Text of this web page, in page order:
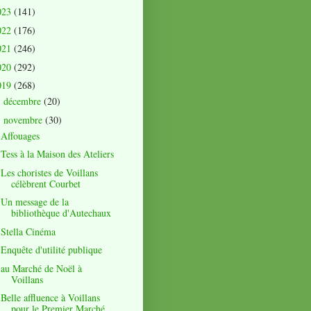
(141)
(176)
(246)
(292)
(268)
décembre (20)
novembre (30)
Affouages
Tess à la Maison des Ateliers
Les choristes de Voillans
célèbrent Courbet
Un message de la
bibliothèque d'Autechaux
Stella Cinéma
Enquête d'utilité publique
au Marché de Noël à
Voillans
Belle affluence à Voillans